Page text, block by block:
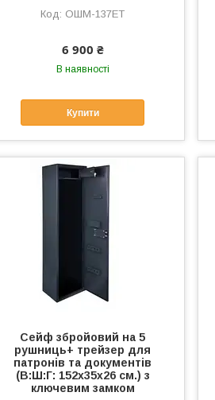
ОШМ-137ЕТ
6 900 ₴
В наявності
Купити
Сейф збройовий на 5
рушниць+ трейзер для
патронів та документів
(В:Ш:Г: 152х35х26 см.) з
ключевим замком